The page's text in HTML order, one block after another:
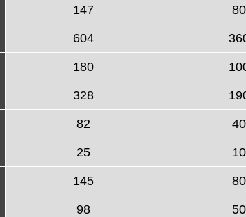
147 80
604
180
328
82 40
25 10
145 80
98 50